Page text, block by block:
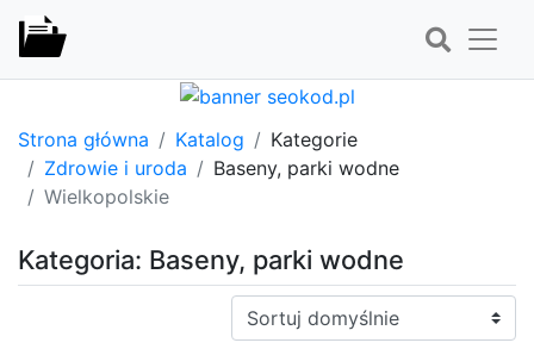
Strona główna Katalog
Kategorie
Zdrowie i uroda
Baseny, parki wodne
Wielkopolskie
Kategoria: Baseny, parki wodne
Sortuj: